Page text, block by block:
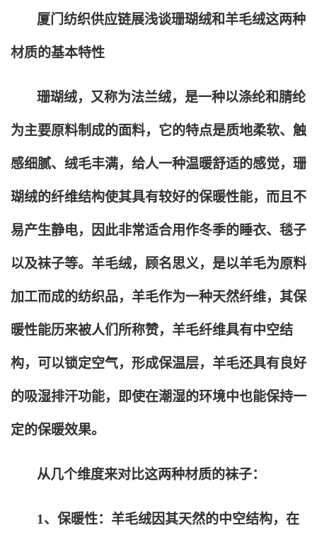
厦门纺织供应链展浅谈珊瑚绒和羊毛绒这两种
材质的基本特性
珊瑚绒，又称为法兰绒，是一种以涤纶和腈纶
为主要原料制成的面料，它的特点是质地柔软、触
感细腻、绒毛丰满，给人一种温暖舒适的感觉，珊
瑚绒的纤维结构使其具有较好的保暖性能，而且不
易产生静电，因此非常适合用作冬季的睡衣、毯子
以及袜子等。羊毛绒，顾名思义，是以羊毛为原料
加工而成的纺织品，羊毛作为一种天然纤维，其保
暖性能历来被人们所称赞，羊毛纤维具有中空结
构，可以锁定空气，形成保温层，羊毛还具有良好
的吸湿排汗功能，即使在潮湿的环境中也能保持一
定的保暖效果。
从几个维度来对比这两种材质的袜子：
1、保暖性：羊毛绒因其天然的中空结构，在